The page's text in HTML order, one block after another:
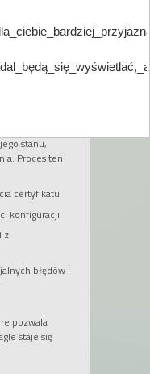
krok.
certyfikatu
stanu,
Proces ten
certyfikatu
konfiguracji
z
błędów i
pozwala
staje się